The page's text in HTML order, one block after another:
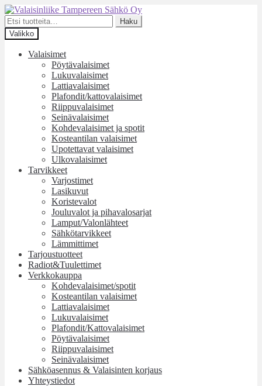
Siirry
navigointiin
Siirry
sisältöön
Etsi:
Haku
Valikko
Valaisimet
Pöytävalaisimet
Lukuvalaisimet
Lattiavalaisimet
Plafondit/kattovalaisimet
Riippuvalaisimet
Seinävalaisimet
Kohdevalaisimet ja spotit
Kosteantilan valaisimet
Upotettavat valaisimet
Ulkovalaisimet
Tarvikkeet
Varjostimet
Lasikuvut
Koristevalot
Jouluvalot ja pihavalosarjat
Lamput/Valonlähteet
Sähkötarvikkeet
Lämmittimet
Tarjoustuotteet
Radiot&Tuulettimet
Verkkokauppa
Kohdevalaisimet/spotit
Kosteantilan valaisimet
Lattiavalaisimet
Lukuvalaisimet
Plafondit/Kattovalaisimet
Pöytävalaisimet
Riippuvalaisimet
Seinävalaisimet
Sähköasennus & Valaisinten korjaus
Yhteystiedot